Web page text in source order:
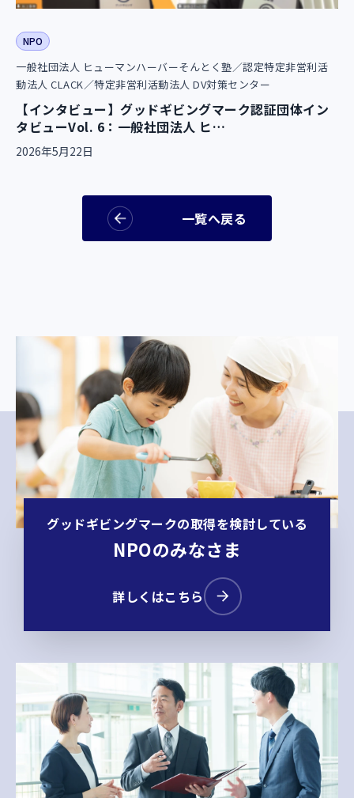
NPO
一般社団法人 ヒューマンハーバーそんとく塾／認定特定非営利活
動法人 CLACK／特定非営利活動法人 DV対策センター
【インタビュー】グッドギビングマーク認証団体イン
タビューVol. 6：一般社団法人 ヒ…
2026年5月22日
一覧へ戻る
グッドギビングマークの取得を検討している
NPOのみなさま
詳しくはこちら